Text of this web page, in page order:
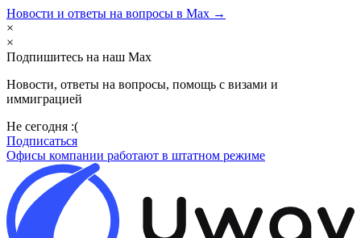
Новости и ответы на вопросы в Max →
×
×
Подпишитесь на наш Max
Новости, ответы на вопросы, помощь с визами и
иммиграцией
Не сегодня :(
Подписаться
Офисы компании работают в штатном режиме